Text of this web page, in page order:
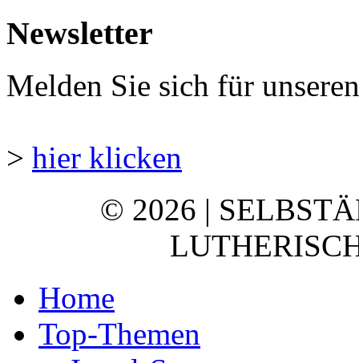
Newsletter
Melden Sie sich für
> hier klicken
© 2026 |
Home
Top-Themen